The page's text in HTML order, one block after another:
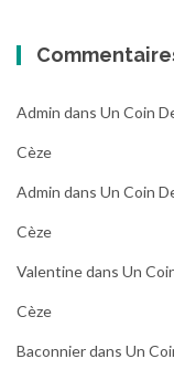
Admin dans Un Coin
Cèze
Admin dans Un Coin
Cèze
Valentinedans Un
Cèze
Baconnierdans Un